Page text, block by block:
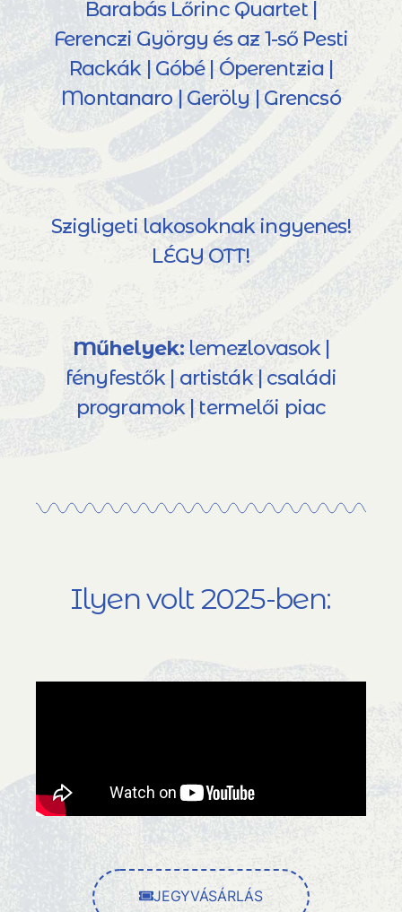
Barabás Lőrinc Quartet |
Ferenczi György és az 1-ső Pesti
Rackák | Góbé | Óperentzia |
Montanaro | Geröly | Grencsó
Szigligeti lakosoknak ingyenes!
LÉGY OTT!
Műhelyek:lemezlovasok |
fényfestők | artisták | családi
programok | termelői piac
Ilyen volt 2025-ben:
JEGYVÁSÁRLÁS